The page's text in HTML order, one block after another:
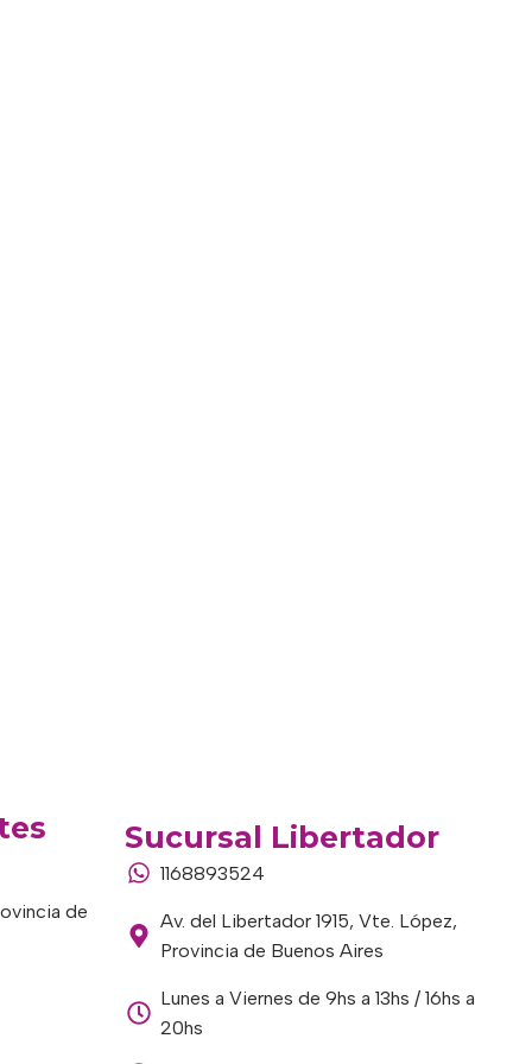
de
Sucursal Libertador
1168893524
Av. del Libertador 1915, Vte. López,
Provincia de Buenos Aires
Lunes a Viernes de 9hs a 13hs / 16hs a
20hs